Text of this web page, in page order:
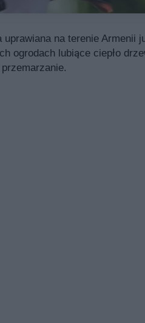
uprawiana na terenie
ogrodach lubiące ciepło